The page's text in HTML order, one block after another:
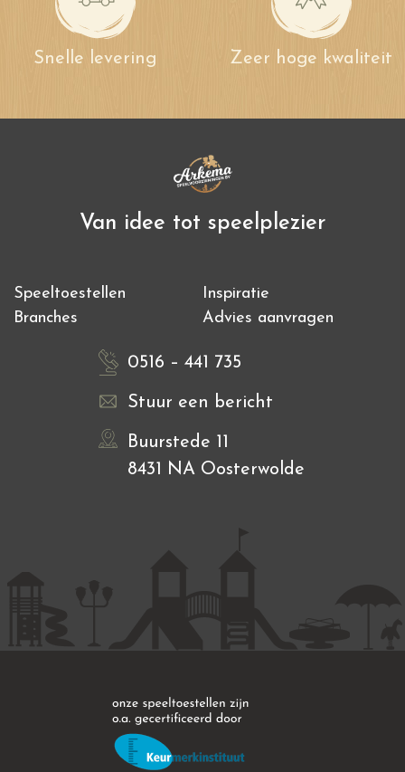
Snelle levering Zeer hoge kwaliteit
Van idee tot speelplezier
Speeltoestellen
Inspiratie
Branches
Advies aanvragen
0516 – 441 735
Stuur een bericht
Buurstede 11
8431 NA Oosterwolde